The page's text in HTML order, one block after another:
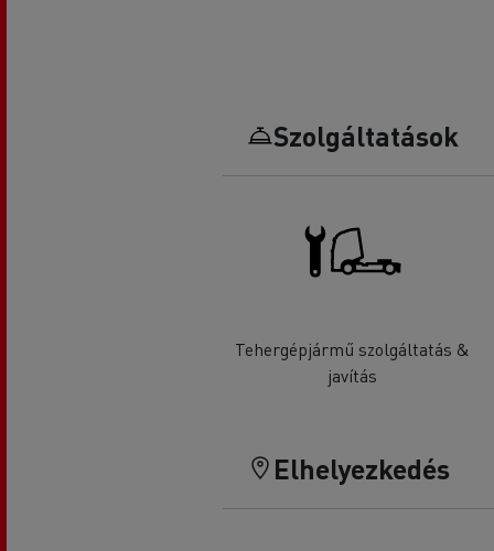
Szolgáltatások
Tehergépjármű szolgáltatás &
javítás
Elhelyezkedés